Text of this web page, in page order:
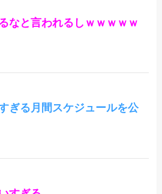
なと言われるしｗｗｗｗｗ
ぎる月間スケジュールを公